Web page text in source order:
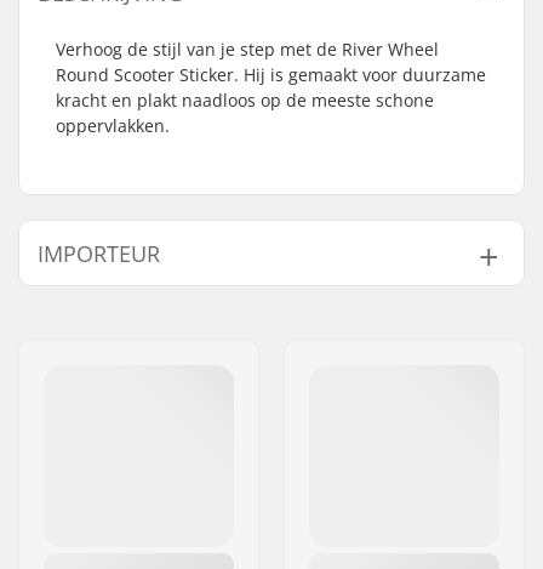
Verhoog de stijl van je step met de River Wheel
Round Scooter Sticker. Hij is gemaakt voor duurzame
kracht en plakt naadloos op de meeste schone
oppervlakken.
IMPORTEUR